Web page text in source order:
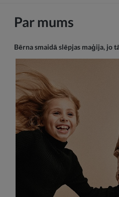
Par mums
Bērna smaidā slēpjas maģija, jo